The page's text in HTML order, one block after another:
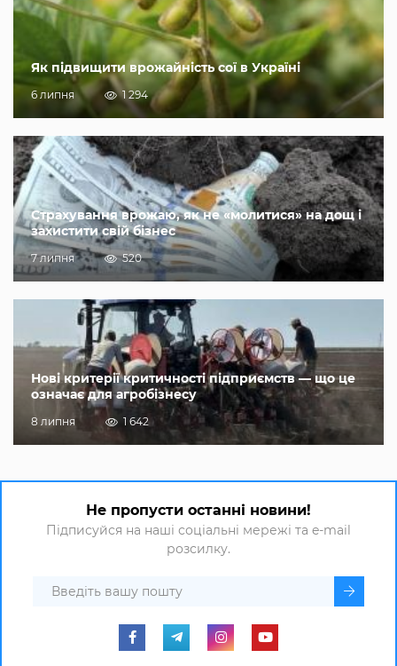
Як підвищити врожайність сої в Україні
6 липня 1 294
Страхування врожаю, як не «молитися» на дощ і
захистити свій бізнес
7 липня 520
Нові критерії критичності підприємств — що це
означає для агробізнесу
8 липня 1 642
Не пропусти останні новини!
Підписуйся на наші соціальні мережі та e-mail
розсилку.